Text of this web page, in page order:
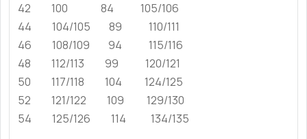
42 100 84 105/106
44 104/105 89 110/111
46 108/109 94 115/116
48 112/113 99 120/121
50 117/118 104 124/125
52 121/122 109 129/130
54 125/126 114 134/135